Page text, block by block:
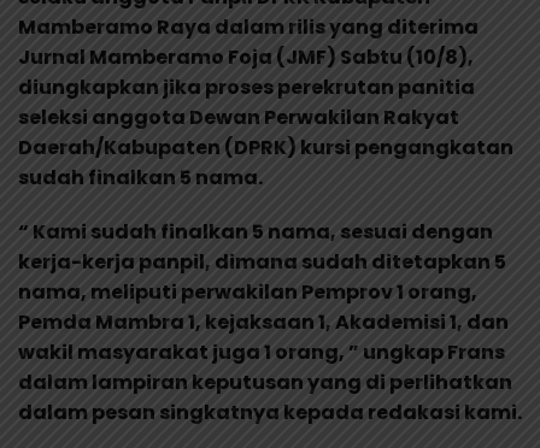
Mamberamo Raya dalam rilis yang diterima
Jurnal Mamberamo Foja (JMF) Sabtu (10/8),
diungkapkan jika proses perekrutan panitia
seleksi anggota Dewan Perwakilan Rakyat
Daerah/Kabupaten (DPRK) kursi pengangkatan
sudah finalkan 5 nama.
“ Kami sudah finalkan 5 nama, sesuai dengan
kerja-kerja panpil, dimana sudah ditetapkan 5
nama, meliputi perwakilan Pemprov 1 orang,
Pemda Mambra 1, kejaksaan 1, Akademisi 1, dan
wakil masyarakat juga 1 orang, ” ungkap Frans
dalam lampiran keputusan yang di perlihatkan
dalam pesan singkatnya kepada redakasi kami.